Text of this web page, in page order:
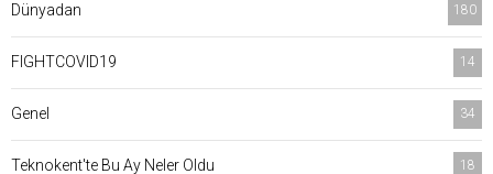
Dünyadan 180
FIGHTCOVID19 14
Genel 34
Teknokent'te Bu Ay Neler Oldu 18